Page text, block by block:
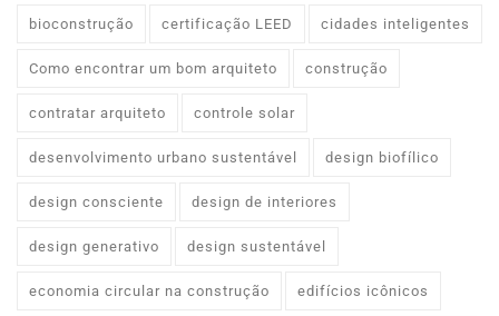
bioconstrução certificação LEED cidades inteligentes
Como encontrar um bom arquiteto construção
contratar arquiteto controle solar
desenvolvimento urbano sustentável design biofílico
design consciente design de interiores
design generativo design sustentável
economia circular na construção edifícios icônicos